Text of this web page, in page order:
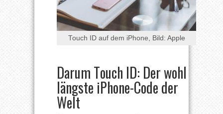
Touch ID auf dem iPhone, Bild: Apple
Darum Touch ID: Der wohl
längste iPhone-Code der
Welt